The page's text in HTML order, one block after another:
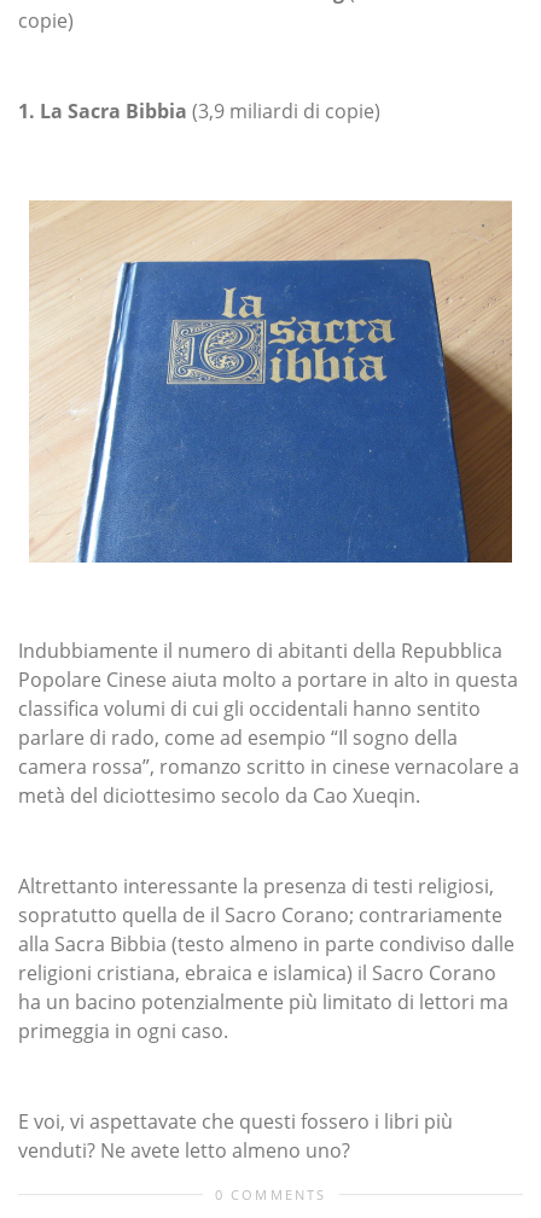
copie)
1. La Sacra Bibbia (3,9 miliardi di copie)
Indubbiamente il numero di abitanti della Repubblica
Popolare Cinese aiuta molto a portare in alto in questa
classifica volumi di cui gli occidentali hanno sentito
parlare di rado, come ad esempio “Il sogno della
camera rossa”, romanzo scritto in cinese vernacolare a
metà del diciottesimo secolo da Cao Xueqin.
Altrettanto interessante la presenza di testi religiosi,
sopratutto quella de il Sacro Corano; contrariamente
alla Sacra Bibbia (testo almeno in parte condiviso dalle
religioni cristiana, ebraica e islamica) il Sacro Corano
ha un bacino potenzialmente più limitato di lettori ma
primeggia in ogni caso.
E voi, vi aspettavate che questi fossero i libri più
venduti? Ne avete letto almeno uno?
0 COMMENTS